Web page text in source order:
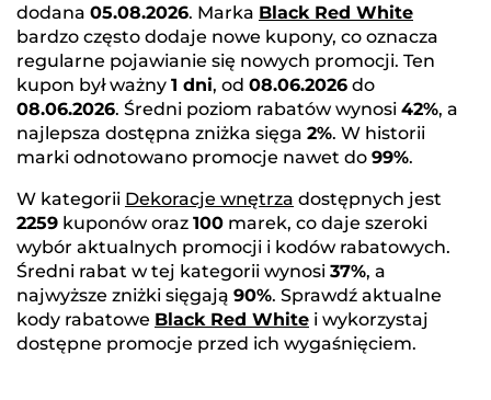
dodana 05.08.2026. Marka Black Red White
bardzo często dodaje nowe kupony, co oznacza
regularne pojawianie się nowych promocji. Ten
kupon był ważny 1 dni, od 08.06.2026 do
08.06.2026. Średni poziom rabatów wynosi 42%, a
najlepsza dostępna zniżka sięga 2%. W historii
marki odnotowano promocje nawet do 99%.
W kategorii Dekoracje wnętrza dostępnych jest
2259 kuponów oraz 100 marek, co daje szeroki
wybór aktualnych promocji i kodów rabatowych.
Średni rabat w tej kategorii wynosi 37%, a
najwyższe zniżki sięgają 90%. Sprawdź aktualne
kody rabatowe Black Red White i wykorzystaj
dostępne promocje przed ich wygaśnięciem.